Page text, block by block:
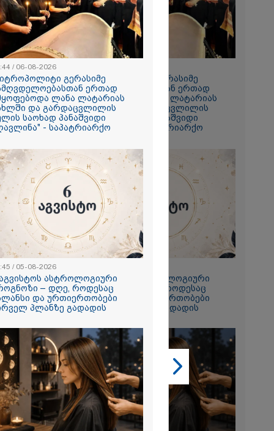
ფაქტზე
ნია
მას
აბურდული
რომ
გიგა
ანასტასია
ადვოკატი
"მიტროპოლიტი გერასიმე
სამღვდელოებასთან ერთად
იმყოფებოდა ლანა ლატარიას
სახლში და გარდაცვლილის
სულის საოხად პანაშვიდი
აღავლინა" - საპატრიარქო
6 აგვისტოს ასტროლოგიური
პროგნოზი – დღე, როდესაც
ბალანსი და ურთიერთობები
პირველ პლანზე გადადის
/ 06-08-2026
გერასიმე
ერთად
ლანა ლატარიას
და გარდაცვლილის
საოხად პანაშვიდი
- საპატრიარქო
/ 05-08-2026
ასტროლოგიური
– დღე, როდესაც
და ურთიერთობები
პლანზე გადადის